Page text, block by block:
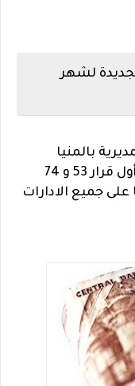
لشهر
بالمنيا
لجميع القرارات المعينة حديثا من أول قرار 53 و 74
جميع الادارات